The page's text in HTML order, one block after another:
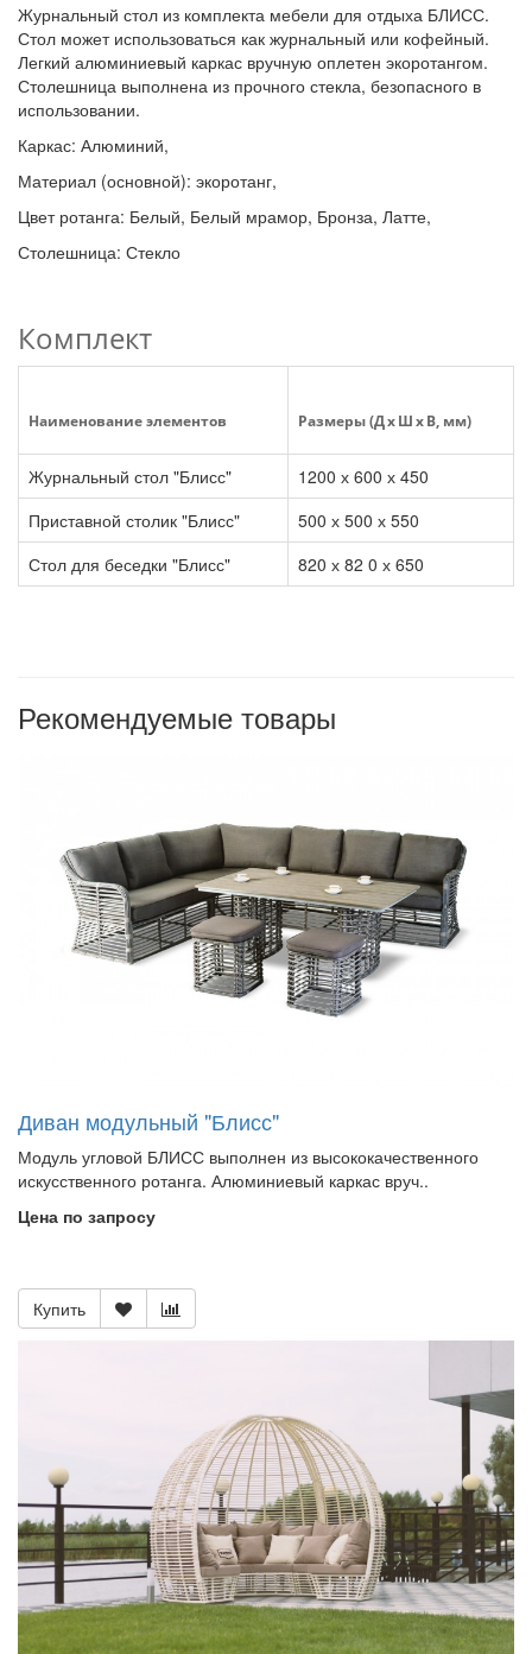
Журнальный стол из комплекта мебели для отдыха БЛИСС.
Стол может использоваться как журнальный или кофейный.
Легкий алюминиевый каркас вручную оплетен экоротангом.
Столешница выполнена из прочного стекла, безопасного в
использовании.
Каркас: Алюминий,
Материал (основной): экоротанг,
Цвет ротанга: Белый, Белый мрамор, Бронза, Латте,
Столешница: Стекло
Комплект
Наименование элементов Размеры (Д x Ш x В, мм)
Журнальный стол "Блисс"
1200 х 600 х 450
Приставной столик "Блисс"
500 х 500 х 550
Стол для беседки "Блисс"
820 х 82 0 х 650
Рекомендуемые товары
Диван модульный "Блисс"
Модуль угловой БЛИСС выполнен из высококачественного
искусственного ротанга. Алюминиевый каркас вруч..
Цена по запросу
Купить